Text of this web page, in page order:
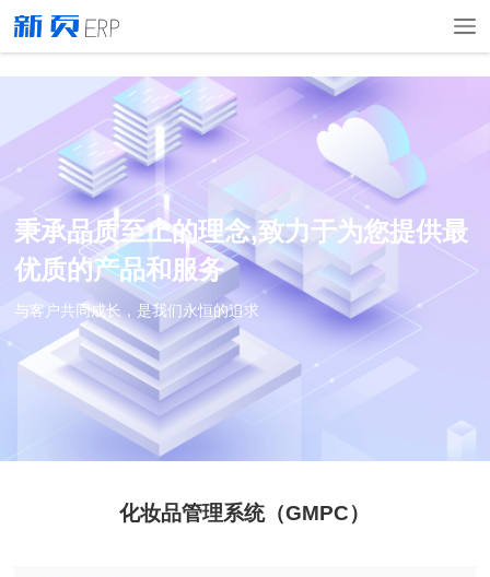
秉承品质至上的理念,致力于为您提供最
优质的产品和服务
与客户共同成长，是我们永恒的追求
化妆品管理系统（GMPC）